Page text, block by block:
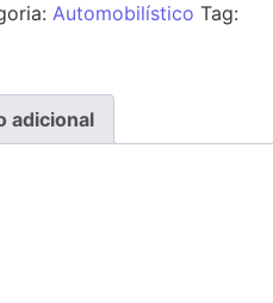
Automobilístico Tag:
adicional